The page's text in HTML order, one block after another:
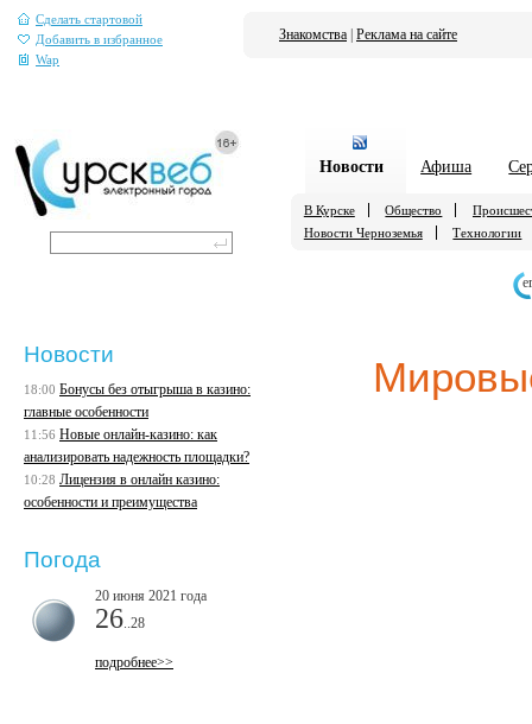
Сделать стартовой
Добавить в избранное
Wap
Знакомства Реклама на сайте
Новости Афиша
В Курске Общество
Новости Черноземья
Технологии
Новости
18:00 Бонусы без отыгрыша в казино:
главные особенности
11:56 Новые онлайн-казино: как
анализировать надежность площадки?
10:28 Лицензия в онлайн казино:
особенности и преимущества
Погода
20 июня 2021 года
26 ..28
подробнее>>